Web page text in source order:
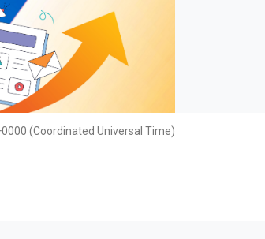
(Coordinated Universal Time)
關於我們